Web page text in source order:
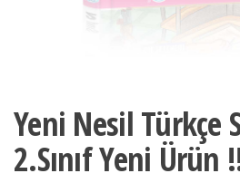
Yeni Nesil Türkçe
2.Sınıf Yeni Ürün